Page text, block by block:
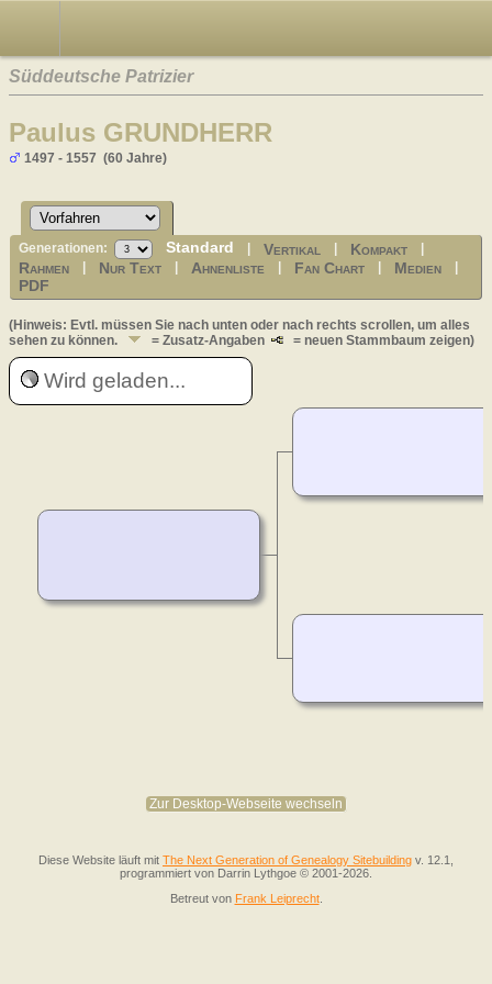
Süddeutsche Patrizier
Paulus GRUNDHERR
1497 - 1557 (60 Jahre)
Generationen: Standard |Vertikal Kompakt
Rahmen Nur Text Ahnenliste Fan Chart Medien
PDF
(Hinweis: Evtl. müssen Sie nach unten oder nach rechts scrollen, um alles
sehen zu können.
= Zusatz-Angaben = neuen Stammbaum zeigen)
Wird geladen...
Zur Desktop-Webseite wechseln
Diese Website läuft mit The Next Generation of Genealogy Sitebuilding v. 12.1,
programmiert von Darrin Lythgoe © 2001-2026.
Betreut von Frank Leiprecht.